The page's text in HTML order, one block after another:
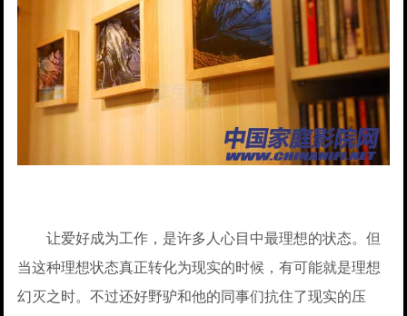
让爱好成为工作，是许多人心目中最理想的状态。但
当这种理想状态真正转化为现实的时候，有可能就是理想
幻灭之时。不过还好野驴和他的同事们抗住了现实的压